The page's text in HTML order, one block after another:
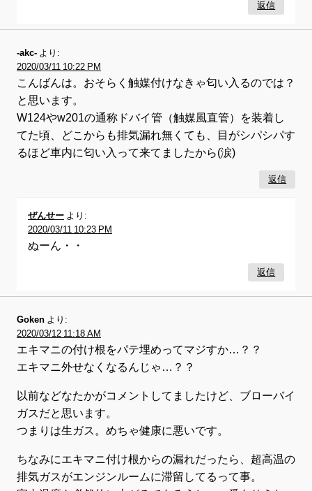
返信
-akc- より:
2020/03/11 10:22 PM
こんばんは。おそらく触媒付けなきゃ匂い入るのでは？
と思います。
W124やw201の通称ドバイ管（触媒風直管）を装着し
てた頃、どこからも排気漏れ無くても、目がシパシパす
るほど車内に匂い入って来てましたから(涙)
返信
ぜんせー より:
2020/03/11 10:23 PM
ぬーん・・
返信
Goken より:
2020/03/12 11:18 AM
エキマニの付け根をパテ埋めってマジすか…？？
エキマニ外せなくなるんじゃ…？？
以前などなたかがコメントしてましたけど、ブローバイ
ガスだと思います。
つまりは生ガス。めちゃ健康に悪いです。
ちなみにエキマニ付け根からの漏れだったら、超高温の
排気ガスがエンジンルームに滞留してるって事。